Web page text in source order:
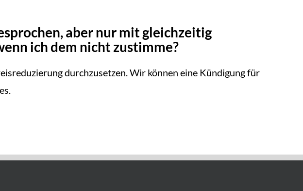
aber nur mit gleichzeitig
ich dem nicht zustimme?
durchzusetzen. Wir können eine Kündigung für